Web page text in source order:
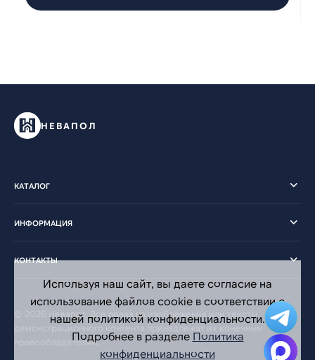
НЕВАПОЛ
КАТАЛОГ
ИНФОРМАЦИЯ
КОНТАКТЫ
© 2026 Невапол. Все права на изображения или тексты
демонстрационного контента принадлежат их конечным
правообладателям.
Используя наш сайт, вы даете согласие на
использование файлов cookie в соответствии с
нашей политикой конфиденциальности.
Подробнее в разделе Политика
конфиденциальности